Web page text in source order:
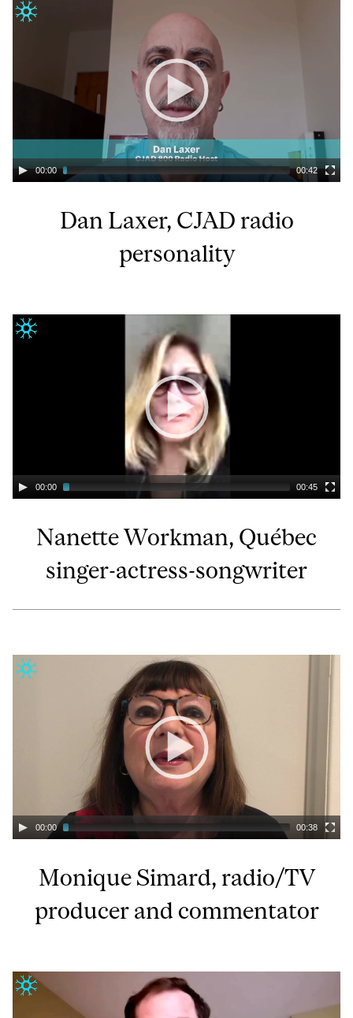
00:00 00:42
Dan Laxer, CJAD radio
personality
00:00 00:45
Nanette Workman, Québec
singer-actress-songwriter
00:00 00:38
Monique Simard, radio/TV
producer and commentator